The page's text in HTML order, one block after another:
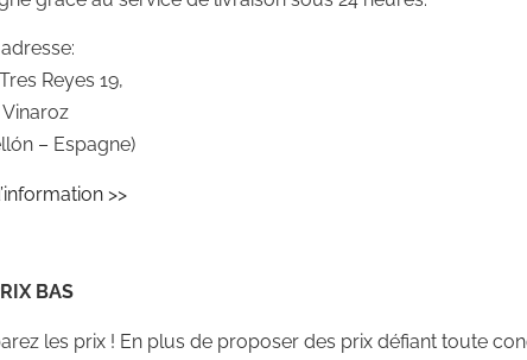
Reyes 19,
– Espagne)
>>
BAS
les prix ! En plus de proposer des prix défiant toute